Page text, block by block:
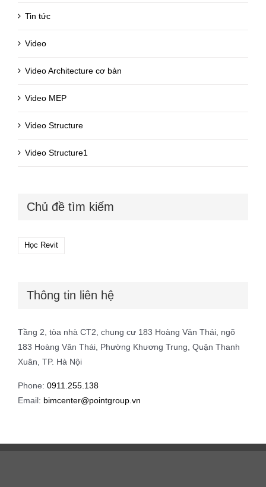
Tin tức
Video
Video Architecture cơ bản
Video MEP
Video Structure
Video Structure1
Chủ đề tìm kiếm
Học Revit
Thông tin liên hệ
Tầng 2, tòa nhà CT2, chung cư 183 Hoàng Văn Thái, ngõ
183 Hoàng Văn Thái, Phường Khương Trung, Quận Thanh
Xuân, TP. Hà Nội
Phone: 0911.255.138
Email: bimcenter@pointgroup.vn